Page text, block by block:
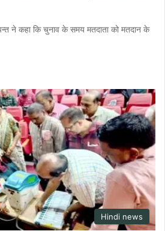
ने कहा कि चुनाव के समय मतदाता को मतदान के
Hindi news